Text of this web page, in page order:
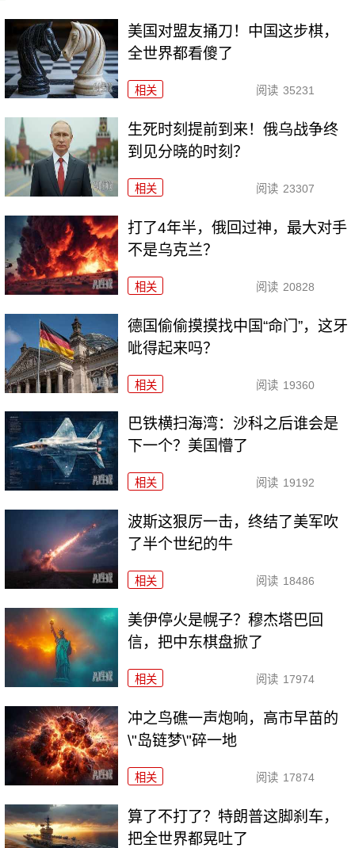
美国对盟友捅刀！中国这步棋，
全世界都看傻了
相关 阅读 35231
生死时刻提前到来！俄乌战争终
到见分晓的时刻？
相关 阅读 23307
打了4年半，俄回过神，最大对手
不是乌克兰？
相关 阅读 20828
德国偷偷摸摸找中国“命门”，这牙
呲得起来吗？
相关 阅读 19360
巴铁横扫海湾：沙科之后谁会是
下一个？美国懵了
相关 阅读 19192
波斯这狠厉一击，终结了美军吹
了半个世纪的牛
相关 阅读 18486
美伊停火是幌子？穆杰塔巴回
信，把中东棋盘掀了
相关 阅读 17974
冲之鸟礁一声炮响，高市早苗的
\"岛链梦\"碎一地
相关 阅读 17874
算了不打了？特朗普这脚刹车，
把全世界都晃吐了